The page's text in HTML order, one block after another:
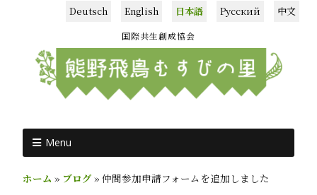
Deutsch English 日本語 Русский 中文
国際共生創成協会
Menu
ホーム » ブログ » 仲間参加申請フォームを追加しました